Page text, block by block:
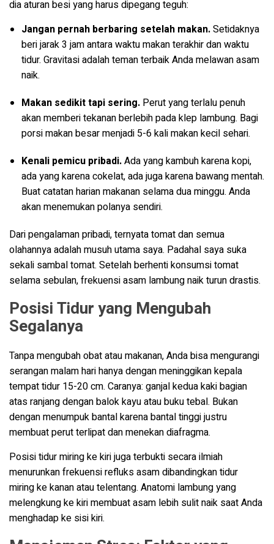
dia aturan besi yang harus dipegang teguh:
Jangan pernah berbaring setelah makan.Setidaknya
beri jarak 3 jam antara waktu makan terakhir dan waktu
tidur. Gravitasi adalah teman terbaik Anda melawan asam
naik.
Makan sedikit tapi sering. Perut yang terlalu penuh
akan memberi tekanan berlebih pada klep lambung. Bagi
porsi makan besar menjadi 5-6 kali makan kecil sehari.
Kenali pemicu pribadi.Ada yang kambuh karena kopi,
ada yang karena cokelat, ada juga karena bawang mentah.
Buat catatan harian makanan selama dua minggu. Anda
akan menemukan polanya sendiri.
Dari pengalaman pribadi, ternyata tomat dan semua
olahannya adalah musuh utama saya. Padahal saya suka
sekali sambal tomat. Setelah berhenti konsumsi tomat
selama sebulan, frekuensi asam lambung naik turun drastis.
Posisi Tidur yang Mengubah
Segalanya
Tanpa mengubah obat atau makanan, Anda bisa mengurangi
serangan malam hari hanya dengan meninggikan kepala
tempat tidur 15-20 cm. Caranya: ganjal kedua kaki bagian
atas ranjang dengan balok kayu atau buku tebal. Bukan
dengan menumpuk bantal karena bantal tinggi justru
membuat perut terlipat dan menekan diafragma.
Posisi tidur miring ke kiri juga terbukti secara ilmiah
menurunkan frekuensi refluks asam dibandingkan tidur
miring ke kanan atau telentang. Anatomi lambung yang
melengkung ke kiri membuat asam lebih sulit naik saat Anda
menghadap ke sisi kiri.